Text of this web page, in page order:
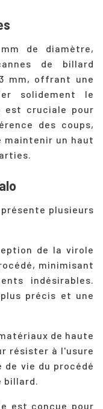
de diamètre,
de billard
mm, offrant une
solidement le
est cruciale pour
des coups,
maintenir un haut
plusieurs
de la virole
minimisant
indésirables.
précis et une
de haute
résister à l'usure
de vie du procédé
billard.
est conçue pour